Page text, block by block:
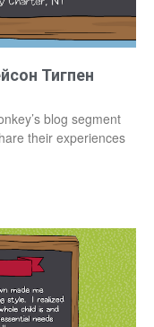
Тигпен
blog segment
their experiences